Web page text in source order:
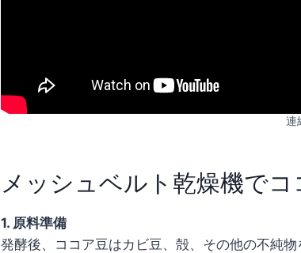
連
メッシュベルト乾燥機で
1. 原料準備
発酵後、ココア豆はカビ豆、殻、その他の不純